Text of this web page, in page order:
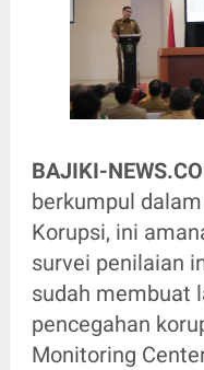
BAJIKI-
berkumpul
Korupsi, ini
survei penilaian
sudah membuat
pencegahan
Monitoring